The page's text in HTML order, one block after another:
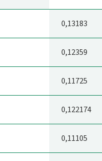
0,13183
0,12359
0,11725
0,122174
0,11105